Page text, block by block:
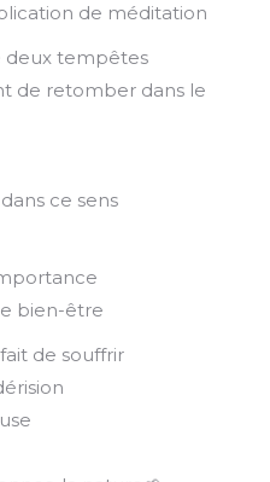
de méditation
tempêtes
de retomber dans le
ce sens
bien-être
de souffrir